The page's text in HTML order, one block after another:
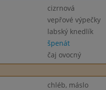
cizrnová
vepřové výpečky
labský knedlík
špenát
čaj ovocný
chléb, máslo